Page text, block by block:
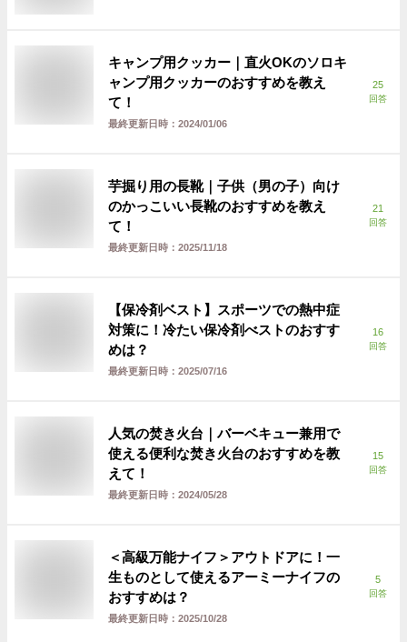
キャンプ用クッカー｜直火OKのソロキ
ャンプ用クッカーのおすすめを教え
て！
最終更新日時： 2024/01/06
25
回答
芋掘り用の長靴｜子供（男の子）向け
のかっこいい長靴のおすすめを教え
て！
最終更新日時： 2025/11/18
21
回答
【保冷剤ベスト】スポーツでの熱中症
対策に！冷たい保冷剤べストのおすす
めは？
最終更新日時： 2025/07/16
16
回答
人気の焚き火台｜バーベキュー兼用で
使える便利な焚き火台のおすすめを教
えて！
最終更新日時： 2024/05/28
15
回答
＜高級万能ナイフ＞アウトドアに！一
生ものとして使えるアーミーナイフの
おすすめは？
最終更新日時： 2025/10/28
5
回答